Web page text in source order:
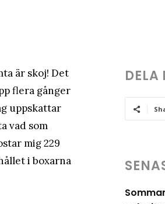
är skoj! Det
flera gånger
uppskattar
vad som
mig 229
i boxarna
DELA